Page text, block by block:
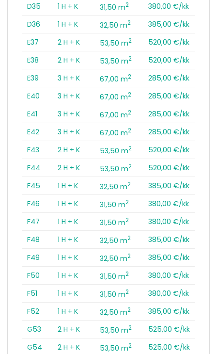
D35
1 H + K 31,50 m2
380,00 €/kk
D36
1 H + K 32,50 m2
385,00 €/kk
E37
2 H + K 53,50 m2
520,00 €/kk
E38
2 H + K 53,50 m2
520,00 €/kk
E39
3 H + K 67,00 m2
285,00 €/kk
E40
3 H + K 67,00 m2
285,00 €/kk
E41
3 H + K 67,00 m2
285,00 €/kk
E42
3 H + K 67,00 m2
285,00 €/kk
F43
2 H + K 53,50 m2
520,00 €/kk
F44
2 H + K 53,50 m2
520,00 €/kk
F45
1 H + K 32,50 m2
385,00 €/kk
F46
1 H + K 31,50 m2
380,00 €/kk
F47
1 H + K 31,50 m2
380,00 €/kk
F48
1 H + K 32,50 m2
385,00 €/kk
F49
1 H + K 32,50 m2
385,00 €/kk
F50
1 H + K 31,50 m2
380,00 €/kk
F51
1 H + K 31,50 m2
380,00 €/kk
F52
1 H + K 32,50 m2
385,00 €/kk
G53
2 H + K 53,50 m2
525,00 €/kk
G54
2 H + K 53,50 m2
525,00 €/kk